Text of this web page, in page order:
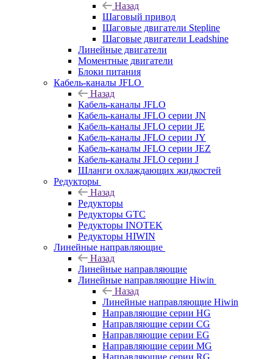
Назад
Шаговый привод
Шаговые двигатели Stepline
Шаговые двигатели Leadshine
Линейные двигатели
Моментные двигатели
Блоки питания
Кабель-каналы JFLO
Назад
Кабель-каналы JFLO
Кабель-каналы JFLO серии JN
Кабель-каналы JFLO серии JE
Кабель-каналы JFLO серии JY
Кабель-каналы JFLO серии JEZ
Кабель-каналы JFLO серии J
Шланги охлаждающих жидкостей
Редукторы
Назад
Редукторы
Редукторы GTC
Редукторы INOTEK
Редукторы HIWIN
Линейные направляющие
Назад
Линейные направляющие
Линейные направляющие Hiwin
Назад
Линейные направляющие Hiwin
Направляющие серии HG
Направляющие серии CG
Направляющие серии EG
Направляющие серии MG
Направляющие серии RG